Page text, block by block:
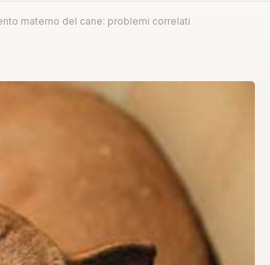
materno del cane: problemi correlati